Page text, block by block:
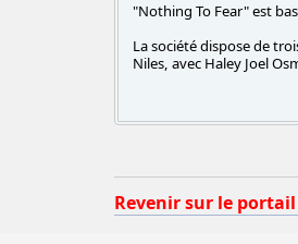
"Nothing To Fear" est
La société dispose de
Niles, avec Haley Joel
Revenir sur le